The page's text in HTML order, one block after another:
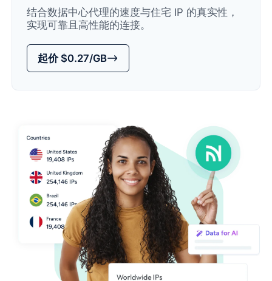
结合数据中心代理的速度与住宅 IP 的真实性，
实现可靠且高性能的连接。
起价 $0.27/GB